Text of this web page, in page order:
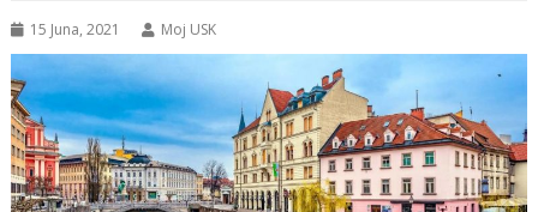
15 Juna, 2021 Moj USK